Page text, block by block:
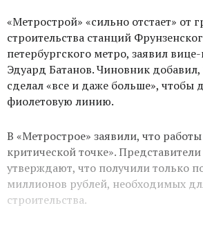
«Метрострой» «сильно отстает» от
строительства станций
петербургского метро, заявил
Эдуард Батанов. Чиновник
сделал «все и даже больше», чтобы
фиолетовую линию.
В «Метрострое» заявили, что
критической точке».
утверждают, что получили только
миллионов рублей, необходимых
строительства.